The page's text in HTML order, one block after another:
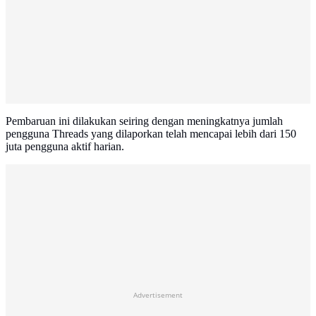
Pembaruan ini dilakukan seiring dengan meningkatnya jumlah
pengguna Threads yang dilaporkan telah mencapai lebih dari 150
juta pengguna aktif harian.
Advertisement